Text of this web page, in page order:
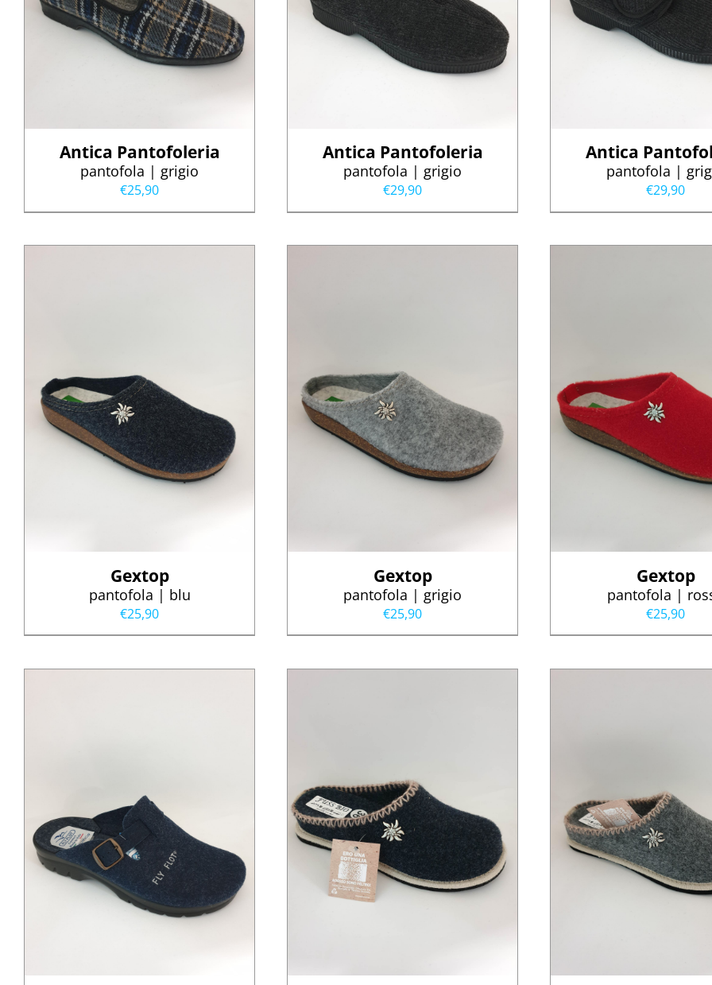
Antica Pantofoleria
pantofola | grigio
€25,90
Antica Pantofoleria
pantofola | grigio
€29,90
Antica
pantofola |
€29,90
Gextop
pantofola | blu
€25,90
Gextop
pantofola | grigio
€25,90
Gextop
pantofola |
€25,90